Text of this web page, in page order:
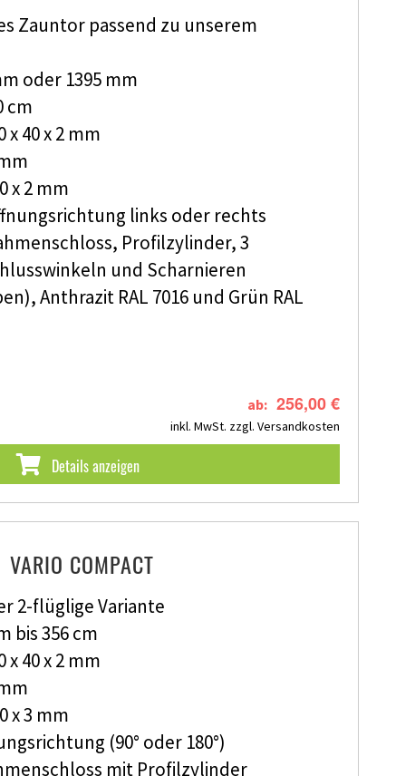
Zauntor passend zu unserem
oder 1395 mm
cm
40 x 2 mm
x 2 mm
links oder rechts
Profilzylinder, 3
und Scharnieren
Anthrazit RAL 7016 und Grün RAL
ab: 256,00 €
inkl. MwSt. zzgl. Versandkosten
Details anzeigen
VARIO COMPACT
2-flüglige Variante
bis 356 cm
40 x 2 mm
x 3 mm
(90° oder 180°)
mit Profilzylinder